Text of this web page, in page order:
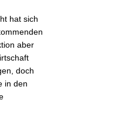
hat sich
aber
doch
in den